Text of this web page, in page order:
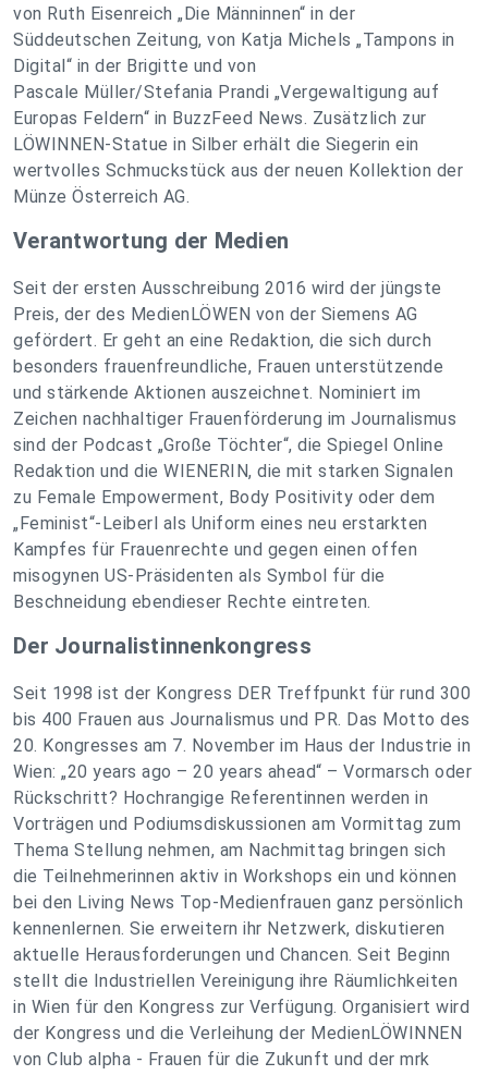
von Ruth Eisenreich „Die Männinnen“ in der
Süddeutschen Zeitung, von Katja Michels „Tampons in
Digital“ in der Brigitte und von
Pascale Müller/Stefania Prandi „Vergewaltigung auf
Europas Feldern“ in BuzzFeed News. Zusätzlich zur
LÖWINNEN-Statue in Silber erhält die Siegerin ein
wertvolles Schmuckstück aus der neuen Kollektion der
Münze Österreich AG.
Verantwortung der Medien
Seit der ersten Ausschreibung 2016 wird der jüngste
Preis, der des MedienLÖWEN von der Siemens AG
gefördert. Er geht an eine Redaktion, die sich durch
besonders frauenfreundliche, Frauen unterstützende
und stärkende Aktionen auszeichnet. Nominiert im
Zeichen nachhaltiger Frauenförderung im Journalismus
sind der Podcast „Große Töchter“, die Spiegel Online
Redaktion und die WIENERIN, die mit starken Signalen
zu Female Empowerment, Body Positivity oder dem
„Feminist“-Leiberl als Uniform eines neu erstarkten
Kampfes für Frauenrechte und gegen einen offen
misogynen US-Präsidenten als Symbol für die
Beschneidung ebendieser Rechte eintreten.
Der Journalistinnenkongress
Seit 1998 ist der Kongress DER Treffpunkt für rund 300
bis 400 Frauen aus Journalismus und PR. Das Motto des
20. Kongresses am 7. November im Haus der Industrie in
Wien: „20 years ago – 20 years ahead“ – Vormarsch oder
Rückschritt? Hochrangige Referentinnen werden in
Vorträgen und Podiumsdiskussionen am Vormittag zum
Thema Stellung nehmen, am Nachmittag bringen sich
die Teilnehmerinnen aktiv in Workshops ein und können
bei den Living News Top-Medienfrauen ganz persönlich
kennenlernen. Sie erweitern ihr Netzwerk, diskutieren
aktuelle Herausforderungen und Chancen. Seit Beginn
stellt die Industriellen Vereinigung ihre Räumlichkeiten
in Wien für den Kongress zur Verfügung. Organisiert wird
der Kongress und die Verleihung der MedienLÖWINNEN
von Club alpha - Frauen für die Zukunft und der mrk